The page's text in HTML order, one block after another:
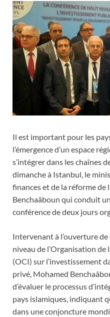
Il est important pour les
l’émergence d’un espace
s’intégrer dans les chaînes
dimanche à Istanbul, le
finances et de la réforme
Benchaâboun qui conduit
conférence de deux jours
Intervenant à l’ouverture
niveau de l’Organisation
(OCI) sur l’investissement
privé, Mohamed
d’évaluer le processus
pays islamiques, indiquant
dans une conjoncture